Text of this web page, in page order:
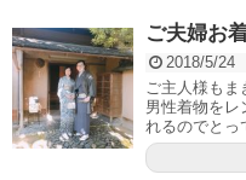
ご夫婦お
2018/5/24
ご主人様もま
男性着物をレ
れるのでとっ